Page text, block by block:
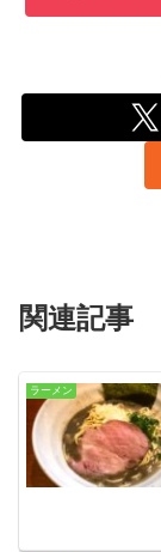
関連記事
ラーメン